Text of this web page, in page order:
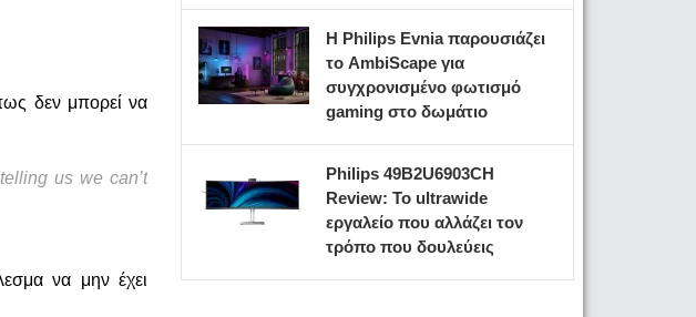
δεν μπορεί να
us we can’t
να μην έχει
Η Philips Evnia παρουσιάζει
το AmbiScape για
συγχρονισμένο φωτισμό
gaming στο δωμάτιο
Philips 49B2U6903CH
Review: Το ultrawide
εργαλείο που αλλάζει τον
τρόπο που δουλεύεις